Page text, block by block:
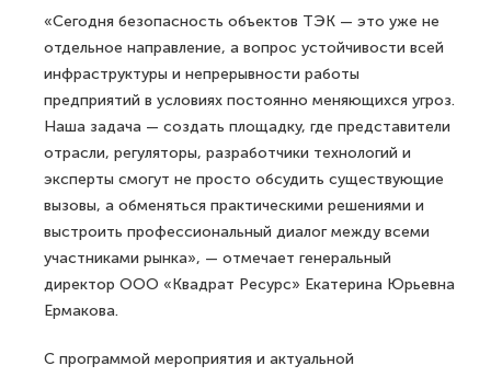
«Сегодня безопасность объектов ТЭК — это уже не
отдельное направление, а вопрос устойчивости всей
инфраструктуры и непрерывности работы
предприятий в условиях постоянно меняющихся угроз.
Наша задача — создать площадку, где представители
отрасли, регуляторы, разработчики технологий и
эксперты смогут не просто обсудить существующие
вызовы, а обменяться практическими решениями и
выстроить профессиональный диалог между всеми
участниками рынка», — отмечает генеральный
директор ООО «Квадрат Ресурс» Екатерина Юрьевна
Ермакова.
С программой мероприятия и актуальной